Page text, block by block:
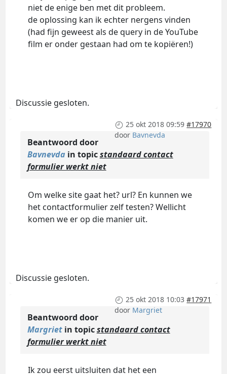
niet de enige ben met dit probleem.
de oplossing kan ik echter nergens vinden
(had fijn geweest als de query in de YouTube
film er onder gestaan had om te kopiëren!)
Discussie gesloten.
25 okt 2018 09:59 #17970
door Bavnevda
Beantwoord door
Bavnevda in topicstandaard contact
formulier werkt niet
Om welke site gaat het? url? En kunnen we
het contactformulier zelf testen? Wellicht
komen we er op die manier uit.
Discussie gesloten.
25 okt 2018 10:03 #17971
door Margriet
Beantwoord door
Margrietin topicstandaard contact
formulier werkt niet
Ik zou eerst uitsluiten dat het een